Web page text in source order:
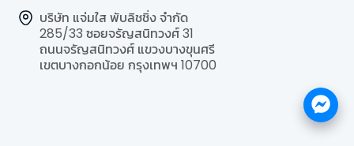
บริษัท แจ่มใส พับลิชชิ่ง จำกัด
285/33 ซอยจรัญสนิทวงศ์ 31
ถนนจรัญสนิทวงศ์ แขวงบางขุนศรี
เขตบางกอกน้อย กรุงเทพฯ 10700